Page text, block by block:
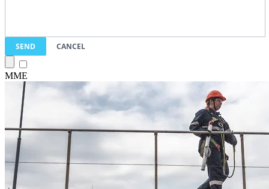
SEND CANCEL
ΜΜΕ